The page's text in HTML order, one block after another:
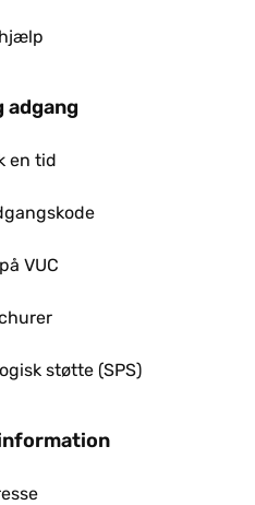
adgang
en tid
VUC
støtte (SPS)